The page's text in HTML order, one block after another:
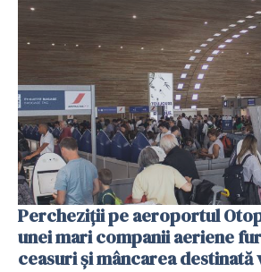
Percheziții pe aeroportul
unei mari companii aeriene
ceasuri și mâncarea destinată